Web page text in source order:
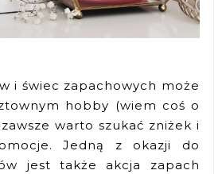
i świec zapachowych może
hobby (wiem coś o
warto szukać zniżek i
Jedną z okazji do
jest także akcja zapach